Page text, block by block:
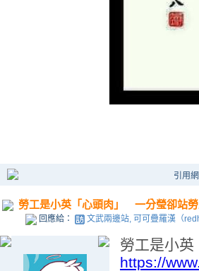
引用
勞工是小英「心頭肉」 一分瑩卻站勞
回應給： 文武兩邊站, 可可疊羅漢（
勞工是小
https://